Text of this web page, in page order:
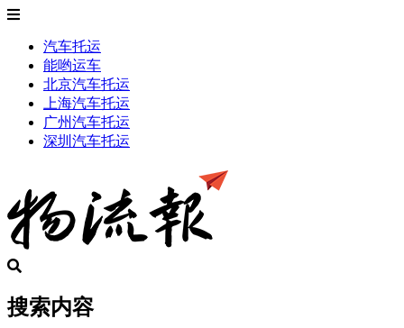
汽车托运
能哟运车
北京汽车托运
上海汽车托运
广州汽车托运
深圳汽车托运
搜索内容